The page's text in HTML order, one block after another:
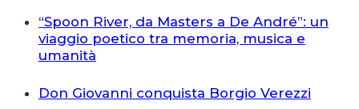
“Spoon River, da Masters a De André”: un
viaggio poetico tra memoria, musica e
umanità
Don Giovanni conquista Borgio Verezzi